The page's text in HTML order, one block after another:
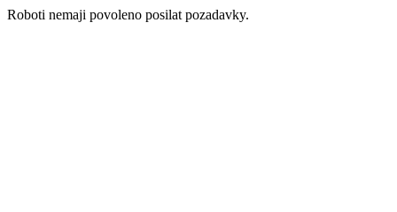
Roboti nemaji povoleno posilat pozadavky.